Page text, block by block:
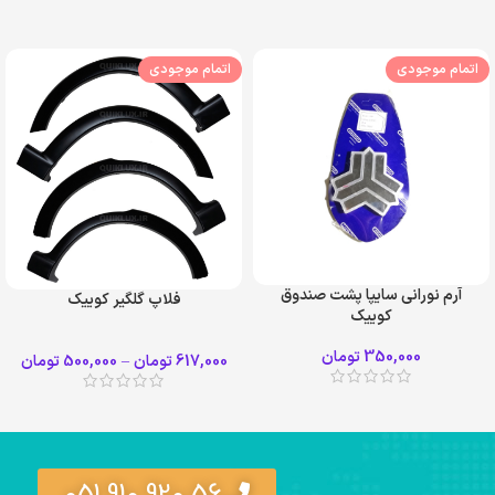
اتمام موجودی
آرم نورانی سایپا پشت صندوق
کوییک
350,000تومان
اتمام موجودی
فلاپ گلگیر کوییک
617,000تومان –
500,000 تومان